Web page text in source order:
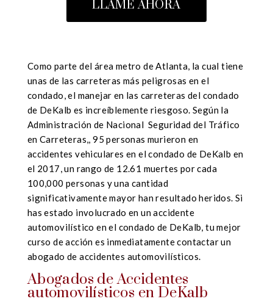
LLAME AHORA
Como parte del área metro de Atlanta, la cual tiene
unas de las carreteras más peligrosas en el
condado, el manejar en las carreteras del condado
de DeKalb es increíblemente riesgoso. Según la
Administración de Nacional Seguridad del Tráfico
en Carreteras,, 95 personas murieron en
accidentes vehiculares en el condado de DeKalb en
el 2017, un rango de 12.61 muertes por cada
100,000 personas y una cantidad
significativamente mayor han resultado heridos. Si
has estado involucrado en un accidente
automovilístico en el condado de DeKalb, tu mejor
curso de acción es inmediatamente contactar un
abogado de accidentes automovilísticos.
Abogados de Accidentes
automovilísticos en DeKalb